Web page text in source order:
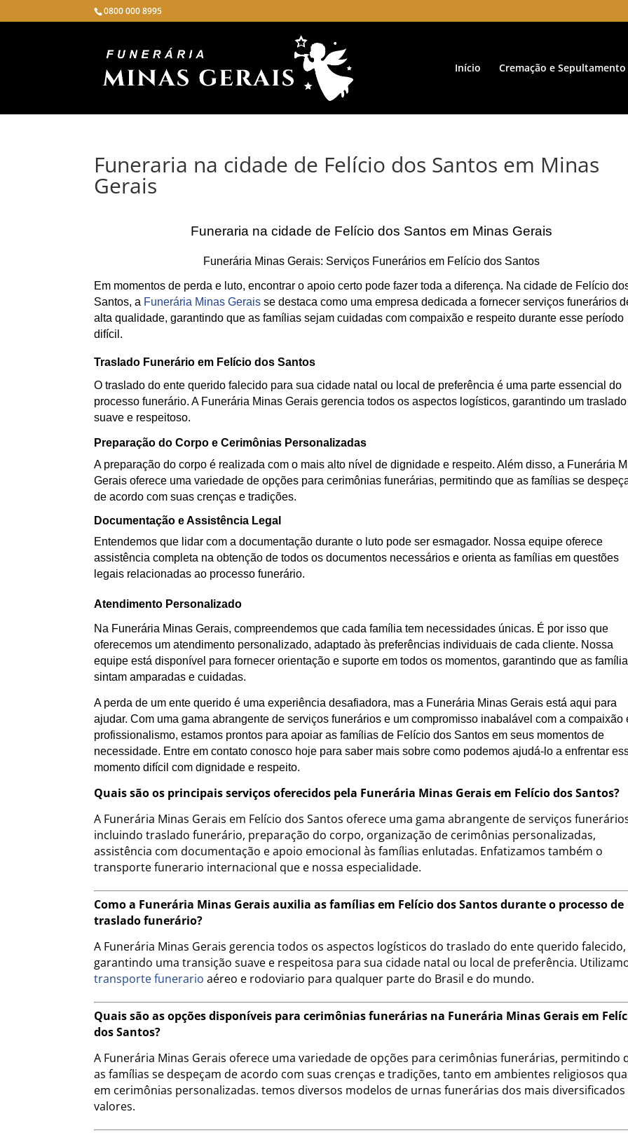
0800 000 8995
Início Cremação e Sepultamento
Funeraria na cidade de Felício dos Santos em Minas
Gerais
Funeraria na cidade de Felício dos Santos em Minas Gerais
Funerária Minas Gerais: Serviços Funerários em Felício dos Santos
Em momentos de perda e luto, encontrar o apoio certo pode fazer toda a diferença. Na cidade de Felício
Santos, a Funerária Minas Gerais se destaca como uma empresa dedicada a fornecer serviços funerários
alta qualidade, garantindo que as famílias sejam cuidadas com compaixão e respeito durante esse período
difícil.
Traslado Funerário em Felício dos Santos
O traslado do ente querido falecido para sua cidade natal ou local de preferência é uma parte essencial do
processo funerário. A Funerária Minas Gerais gerencia todos os aspectos logísticos, garantindo um traslado
suave e respeitoso.
Preparação do Corpo e Cerimônias Personalizadas
A preparação do corpo é realizada com o mais alto nível de dignidade e respeito. Além disso, a Funerária
Gerais oferece uma variedade de opções para cerimônias funerárias, permitindo que as famílias se
de acordo com suas crenças e tradições.
Documentação e Assistência Legal
Entendemos que lidar com a documentação durante o luto pode ser esmagador. Nossa equipe oferece
assistência completa na obtenção de todos os documentos necessários e orienta as famílias em questões
legais relacionadas ao processo funerário.
Atendimento Personalizado
Na Funerária Minas Gerais, compreendemos que cada família tem necessidades únicas. É por isso que
oferecemos um atendimento personalizado, adaptado às preferências individuais de cada cliente. Nossa
equipe está disponível para fornecer orientação e suporte em todos os momentos, garantindo que as
sintam amparadas e cuidadas.
A perda de um ente querido é uma experiência desafiadora, mas a Funerária Minas Gerais está aqui para
ajudar. Com uma gama abrangente de serviços funerários e um compromisso inabalável com a compaixão
profissionalismo, estamos prontos para apoiar as famílias de Felício dos Santos em seus momentos de
necessidade. Entre em contato conosco hoje para saber mais sobre como podemos ajudá-lo a enfrentar
momento difícil com dignidade e respeito.
Quais são os principais serviços oferecidos pela Funerária Minas Gerais em Felício dos Santos?
A Funerária Minas Gerais em Felício dos Santos oferece uma gama abrangente de serviços
incluindo traslado funerário, preparação do corpo, organização de cerimônias personalizadas,
assistência com documentação e apoio emocional às famílias enlutadas. Enfatizamos também o
transporte funerario internacional que e nossa especialidade.
Como a Funerária Minas Gerais auxilia as famílias em Felício dos Santos durante o processo de
traslado funerário?
A Funerária Minas Gerais gerencia todos os aspectos logísticos do traslado do ente querido falecido,
garantindo uma transição suave e respeitosa para sua cidade natal ou local de preferência.
transporte funerario aéreo e rodoviario para qualquer parte do Brasil e do mundo.
Quais são as opções disponíveis para cerimônias funerárias na Funerária Minas Gerais em
dos Santos?
A Funerária Minas Gerais oferece uma variedade de opções para cerimônias funerárias, permitindo
as famílias se despeçam de acordo com suas crenças e tradições, tanto em ambientes religiosos
em cerimônias personalizadas. temos diversos modelos de urnas funerárias dos mais diversificados
valores.